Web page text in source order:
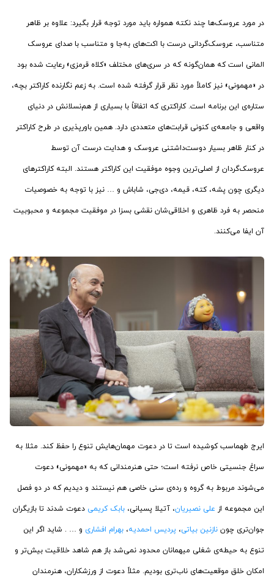
در مورد عروسک‌ها چند نکته همواره باید مورد توجه قرار بگیرد: علاوه بر ظاهر
متناسب، عروسک‌گردانی درست با اکت‌های به‌جا و متناسب با صدای عروسک
المانی است که همان‌گونه که در سری‌های مختلف «کلاه قرمزی» رعایت شده بود
در «مهمونی» نیز کاملاً مورد نظر قرار گرفته شده است. به زعم نگارنده کاراکتر بچه،
ستاره‌ی این برنامه است. کاراکتری که اتفاقاً با بسیاری از هم‌نسلانش در دنیای
واقعی و جامعه‌ی کنونی قرابت‌های متعددی دارد. همین باورپذیری در طرح کاراکتر
در کنار ظاهر بسیار دوست‌داشتنی عروسک و هدایت درست آن توسط
عروسک‌گردان از اصلی‌ترین وجوه موفقیت این کاراکتر هستند. البته کاراکترهای
دیگری چون پشه، کته، قیمه، دی‌جی، شاباش و … نیز با توجه به خصوصیات
منحصر به فرد ظاهری و اخلاقی‌شان نقشی بسزا در موفقیت مجموعه و محبوبیت
آن ایفا می‌کنند.
ایرج طهماسب کوشیده است تا در دعوت مهمان‌هایش تنوع را حفظ کند. مثلا به
سراغ جنسیتی خاص نرفته است؛ حتی هنرمندانی که به «مهمونی» دعوت
می‌شوند مربوط به گروه و رده‌ی سنی خاصی هم نیستند و دیدیم که در دو فصل
این مجموعه از علی نصیریان، آتیلا پسیانی، بابک کریمی دعوت شدند تا بازیگران
جوان‌تری چون نازنین بیاتی، پردیس احمدیه، بهرام افشاری و … . شاید اگر این
تنوع به حیطه‌ی شغلی میهمانان محدود نمی‌شد باز هم شاهد خلاقیت بیش‌تر و
امکان خلق موقعیت‌های ناب‌تری بودیم. مثلاً دعوت از ورزشکاران، هنرمندان